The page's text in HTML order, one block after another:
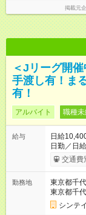
掲載元
＜Jリーグ開
手渡し有！ま
有！
アルバイト 職種
給与
日給
日勤／日給
が週2日
350円 ■交通費別途全額支給 ※規定あり ■支払方法：日払い └日
⇒希望をお
日給保障あり
研修 ≫ 研修時の給与： 日給10，000円×3日間（24時間） ＝研
交通費
勤務地
東京都千
東京都千
シンテ